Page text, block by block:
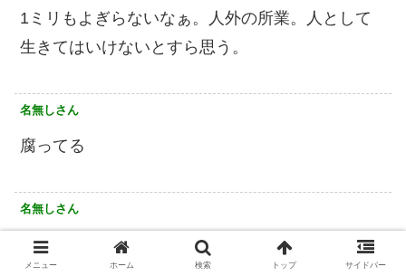
1ミリもよぎらないなぁ。人外の所業。人として
生きてはいけないとすら思う。
名無しさん
腐ってる
名無しさん
教頭、気持ち悪
メニュー ホーム 検索 トップ サイドバー